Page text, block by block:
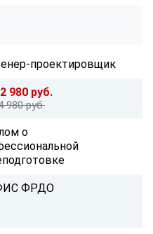
проектировщик
980 руб.
980 руб.
о
ФРДО